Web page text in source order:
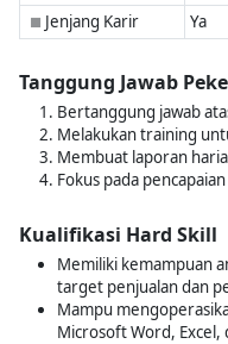
■ Jenjang Karir Ya
Tanggung Jawab
Bertanggung jawab
Melakukan training
Membuat laporan
Fokus pada
Kualifikasi Hard Skill
Memiliki kemampuan
target penjualan dan
Mampu
Microsoft Word, Excel,